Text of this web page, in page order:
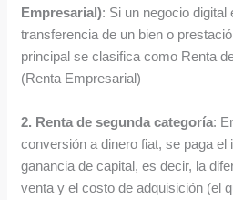
Empresarial): Si un negocio
transferencia de un bien o
principal se clasifica como Renta
(Renta Empresarial)
2. Renta de segunda categoría:
conversión a dinero fiat, se paga el
ganancia de capital, es decir, la
venta y el costo de adquisición (el